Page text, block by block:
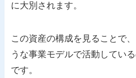
に大別されます。
この資産の構成を見ることで
うな事業モデルで活動してい
です。